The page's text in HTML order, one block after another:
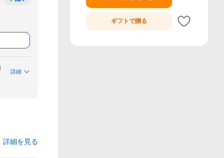
詳細
詳細を見る
ギフトで贈る